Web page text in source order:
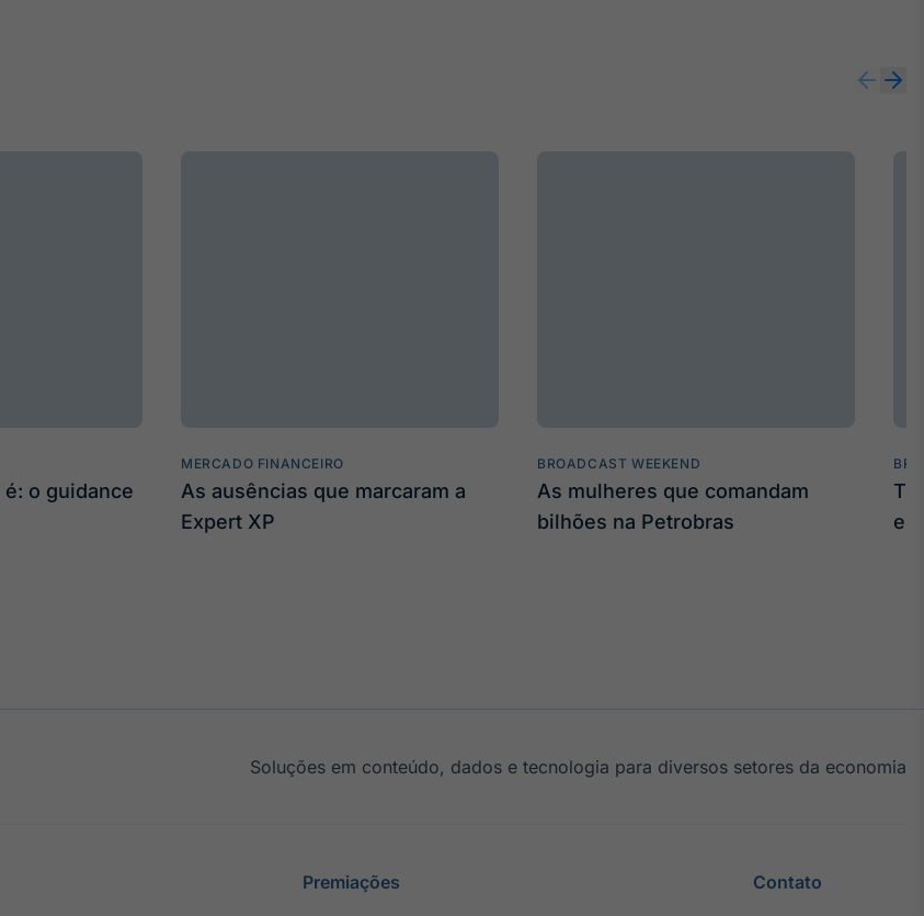
o guidance
MERCADO FINANCEIRO
As ausências que marcaram a
Expert XP
BROADCAST WEEKEND
As mulheres que comandam
bilhões na Petrobras
Soluções em conteúdo, dados e tecnologia para diversos setores da economia
Premiações Contato